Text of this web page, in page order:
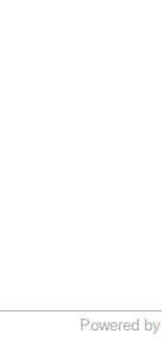
Powered by